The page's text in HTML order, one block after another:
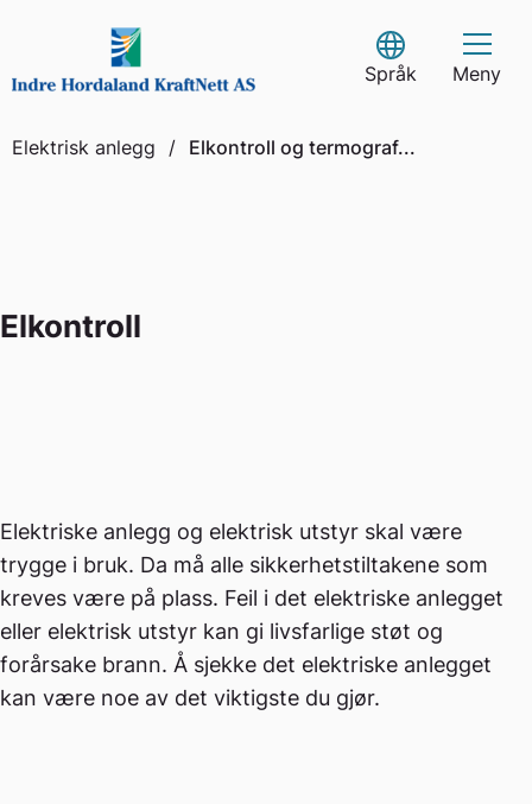
Språk
Select Language
Meny
Elektrisk anlegg / Elkontroll og termograf...
Elkontroll
Elektriske anlegg og elektrisk utstyr skal være
trygge i bruk. Da må alle sikkerhetstiltakene som
kreves være på plass. Feil i det elektriske anlegget
eller elektrisk utstyr kan gi livsfarlige støt og
forårsake brann. Å sjekke det elektriske anlegget
kan være noe av det viktigste du gjør.